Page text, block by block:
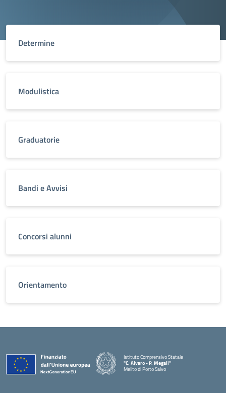
Determine
Modulistica
Graduatorie
Bandi e Avvisi
Concorsi alunni
Orientamento
Istituto Comprensivo Statale
"C. Alvaro - P. Megali"
Melito di Porto Salvo